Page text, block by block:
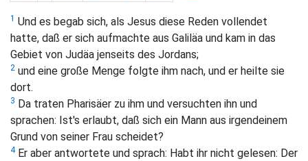
1 Und es begab sich, als Jesus diese Reden vollendet
hatte, daß er sich aufmachte aus Galiläa und kam in das
Gebiet von Judäa jenseits des Jordans;
2 und eine große Menge folgte ihm nach, und er heilte sie
dort.
3 Da traten Pharisäer zu ihm und versuchten ihn und
sprachen: Ist's erlaubt, daß sich ein Mann aus irgendeinem
Grund von seiner Frau scheidet?
4Er aber antwortete und sprach: Habt ihr nicht gelesen: Der